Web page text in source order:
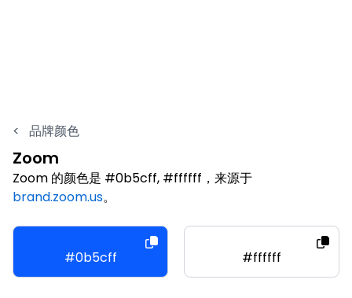
< 品牌颜色
Zoom
Zoom 的颜色是 #0b5cff, #ffffff，来源于
brand.zoom.us。
#0b5cff #ffffff